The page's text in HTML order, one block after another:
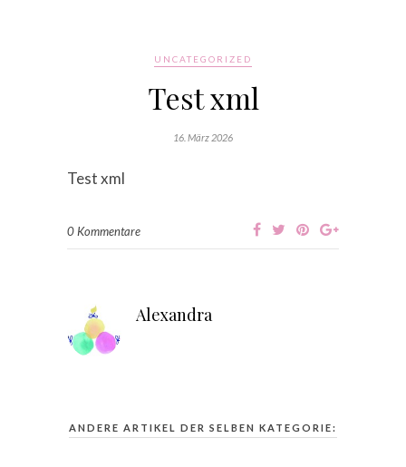
UNCATEGORIZED
Test xml
16. März 2026
Test xml
0 Kommentare
Alexandra
ANDERE ARTIKEL DER SELBEN KATEGORIE: